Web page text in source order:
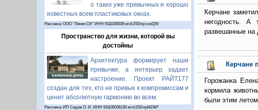
о таких уже привычных и хорошо
известных всем пластиковых окнах.
Реклама: ООО "Линия СК" ИНН 9111030039 erid:2SDnjccooQW
Пространство для жизни, которой вы
достойны
Архитектура формирует наши
привычки, а интерьер задает
настроение. Проект РАЙТ177
создан для тех, кто не привык к компромиссам и
ценит абсолютную гармонию во всем.
Реклама: ИП Седов О. И. ИНН 911100036130 erid:2SDnjd4Z8iP
Керчане
негодность. А
развешанные на
Керчане
Горожанка
кормила
были этим